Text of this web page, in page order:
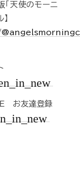
天使のモーニ
お友達登録